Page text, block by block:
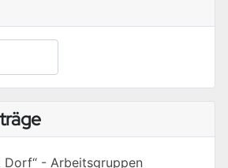
for results.
Dorf“ - Arbeitsgruppen